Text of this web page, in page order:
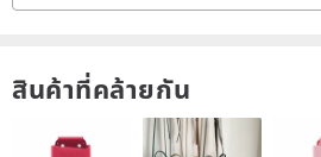
สินค้าที่คล้ายกัน